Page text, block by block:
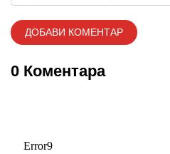
0 Коментара